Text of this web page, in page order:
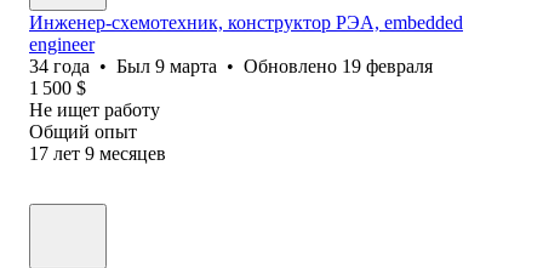
Инженер-схемотехник, конструктор РЭА, embedded
engineer
34 года • Был 9 марта • Обновлено 19 февраля
1 500 $
Не ищет работу
Общий опыт
17 лет 9 месяцев